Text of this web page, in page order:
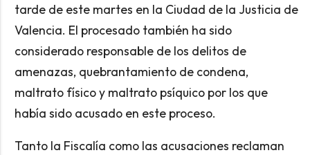
tarde de este martes en la Ciudad de la Justicia de
Valencia. El procesado también ha sido
considerado responsable de los delitos de
amenazas, quebrantamiento de condena,
maltrato físico y maltrato psíquico por los que
había sido acusado en este proceso.
Tanto la Fiscalía como las acusaciones reclaman